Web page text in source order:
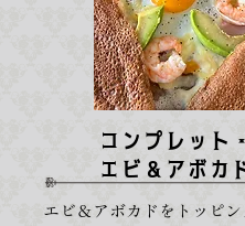
コンプレット・
エビ＆アボカ
エビ＆アボカドをトッピン